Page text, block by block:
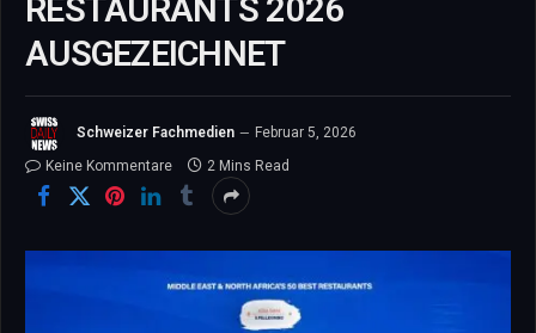
RESTAURANTS 2026
AUSGEZEICHNET
Schweizer Fachmedien
Februar 5, 2026
Keine Kommentare
2 Mins Read